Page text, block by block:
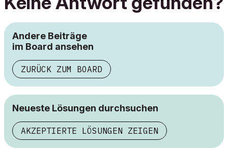
Andere Beiträge
im Board ansehen
ZURÜCK ZUM BOARD
Neueste Lösungen durchsuchen
AKZEPTIERTE LÖSUNGEN ZEIGEN